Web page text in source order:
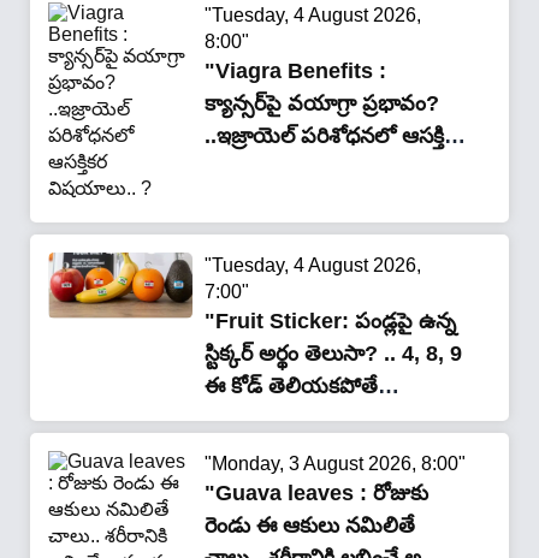
"Tuesday, 4 August 2026,
8:00"
"Viagra Benefits :
క్యాన్సర్‌పై వయాగ్రా ప్రభావం?
..ఇజ్రాయెల్ పరిశోధనలో ఆసక్తికర
"Tuesday, 4 August 2026,
7:00"
"Fruit Sticker: పండ్లపై ఉన్న
స్టిక్కర్ అర్థం తెలుసా? .. 4, 8, 9
ఈ కోడ్ తెలియకపోతే
మోసపోయే అవకాశం!"
"Monday, 3 August 2026, 8:00"
"Guava leaves : రోజుకు
రెండు ఈ ఆకులు నమిలితే